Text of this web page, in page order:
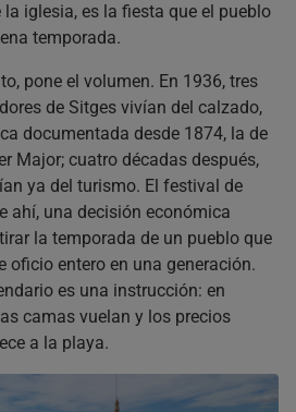
iglesia, es la fiesta que el pueblo
temporada.
pone el volumen. En 1936, tres
de Sitges vivían del calzado,
documentada desde 1874, la de
Major; cuatro décadas después,
ya del turismo. El festival de
ahí, una decisión económica
la temporada de un pueblo que
oficio entero en una generación.
es una instrucción: en
camas vuelan y los precios
a la playa.